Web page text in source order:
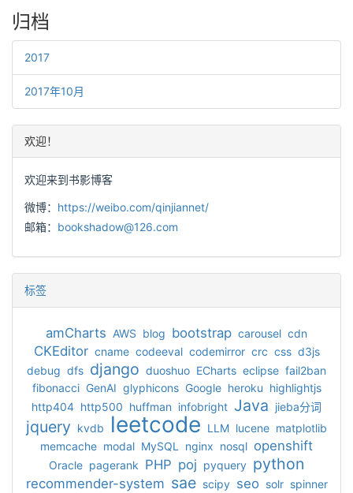
归档
2017
2017年10月
欢迎！
欢迎来到书影博客
微博： https://weibo.com/qinjiannet/
邮箱： bookshadow@126.com
标签
amCharts AWS blog bootstrap carousel cdn
CKEditor cname codeeval codemirror crc css d3js
debug dfs django duoshuo ECharts eclipse fail2ban
fibonacci GenAI glyphicons Google heroku highlightjs
http404 http500 huffman infobright Java jieba分词
jquery kvdb leetcode LLM lucene matplotlib
memcache modal MySQL nginx nosql openshift
Oracle pagerank PHP poj pyquery python
recommender-system sae scipy seo solr spinner